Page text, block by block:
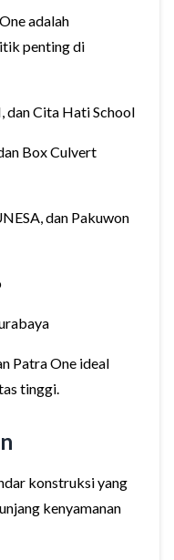
adalah
penting di
dan Cita Hati School
Box Culvert
dan Pakuwon
Patra One ideal
tinggi.
konstruksi yang
kenyamanan